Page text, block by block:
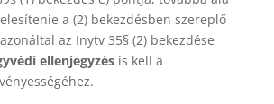
a (2) bekezdésben szereplő
az Inytv 35§ (2) bekezdése
ellenjegyzésis kell a